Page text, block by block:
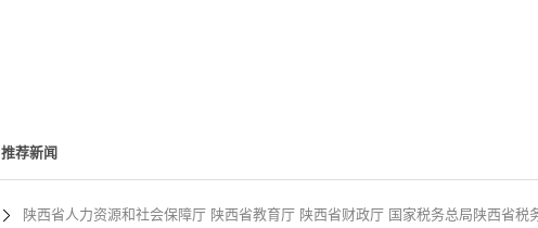
推荐新闻
陕西省人力资源和社会保障厅 陕西省教育厅 陕西省财政厅 国家税务总局陕西省税